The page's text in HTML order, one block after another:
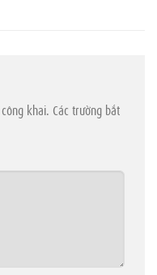
khai. Các trường bắt